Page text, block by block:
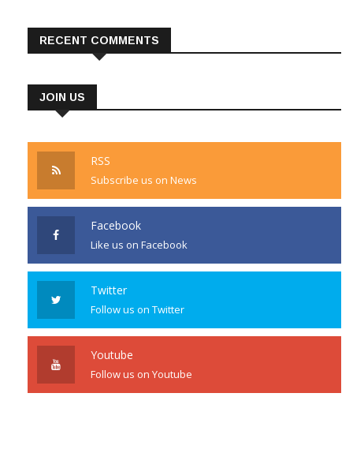
RECENT COMMENTS
JOIN US
RSS
Subscribe us on News
Facebook
Like us on Facebook
Twitter
Follow us on Twitter
Youtube
Follow us on Youtube